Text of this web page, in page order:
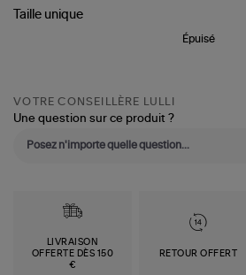
Colors
Taille unique
Épuisé
VOTRE CONSEILLÈRE LULLI
Une question sur ce produit ?
LIVRAISON
OFFERTE DÈS 150
€
RETOUR OFFERT